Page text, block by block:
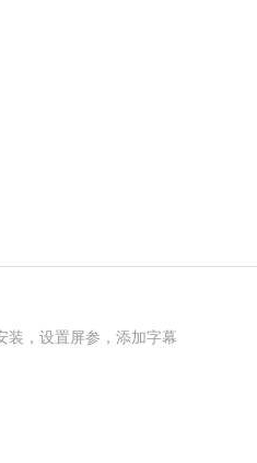
装，设置屏参，添加字幕